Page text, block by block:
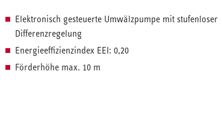
Elektronisch gesteuerte Umwälzpumpe mit stufenloser
Differenzregelung
Energieeffizienzindex EEI: 0,20
Förderhöhe max. 10 m